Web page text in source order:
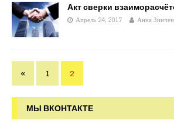
Акт сверки
Апрель 24, 2017 Анна
« 1 2
МЫ ВКОНТАКТЕ